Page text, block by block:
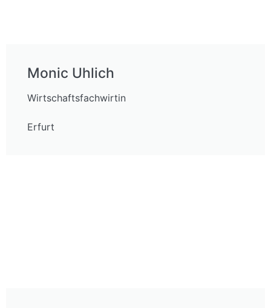
Monic Uhlich
Wirtschaftsfachwirtin
Erfurt